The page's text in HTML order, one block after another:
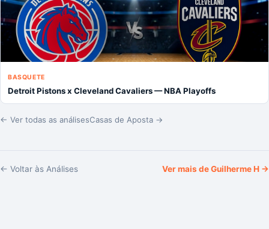
BASQUETE
Detroit Pistons x Cleveland Cavaliers — NBA Playoffs
← Ver todas as análisesCasas de Aposta →
← Voltar às Análises Ver mais deGuilherme H →